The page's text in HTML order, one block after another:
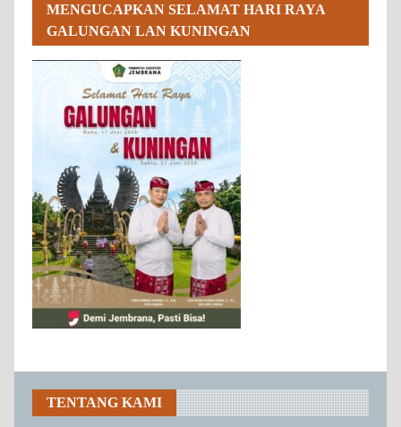
MENGUCAPKAN SELAMAT HARI RAYA
GALUNGAN LAN KUNINGAN
TENTANG KAMI